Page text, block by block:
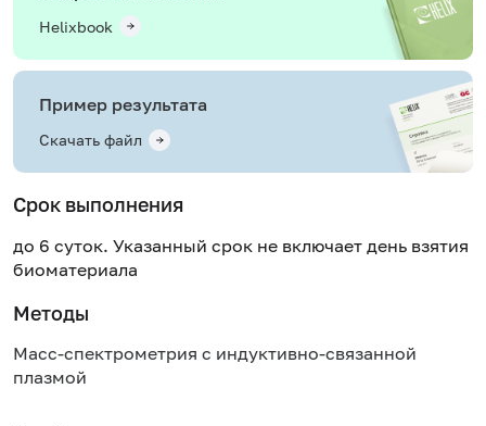
Helixbook
Пример результата
Скачать файл
Срок выполнения
до 6 суток. Указанный срок не включает день взятия
биоматериала
Методы
Масс-спектрометрия с индуктивно-связанной
плазмой